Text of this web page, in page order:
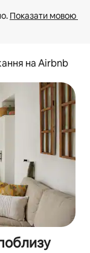
Показати мовою
на Airbnb